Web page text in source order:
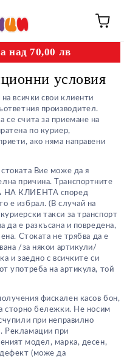
над 70,00 лв
условия
всички свои клиенти
производител.
се счита за приемане на
по куриер,
ако няма направени
Вие може да я
причина. Транспортните
НА КЛИЕНТА според
е избрал. (В случай на
такси за транспорт
да е разкъсана и повредена,
Стоката не трябва да е
/за някои артикули/
и заедно с всичките си
употреба на артикула, той
фискален касов бон,
сторно бележки. Не носим
при неправилно
Рекламации при
модел, марка, десен,
(може да